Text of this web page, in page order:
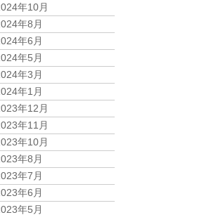
年10月
年8月
年6月
年5月
年3月
年1月
年12月
年11月
年10月
年8月
年7月
年6月
年5月